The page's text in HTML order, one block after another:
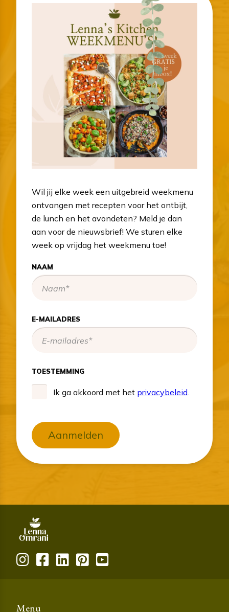
Wil jij elke week een uitgebreid weekmenu
ontvangen met recepten voor het ontbijt,
de lunch en het avondeten? Meld je dan
aan voor de nieuwsbrief! We sturen elke
week op vrijdag het weekmenu toe!
NAAM
E-MAILADRES
TOESTEMMING
Ik ga akkoord met het privacybeleid.
Aanmelden
Menu